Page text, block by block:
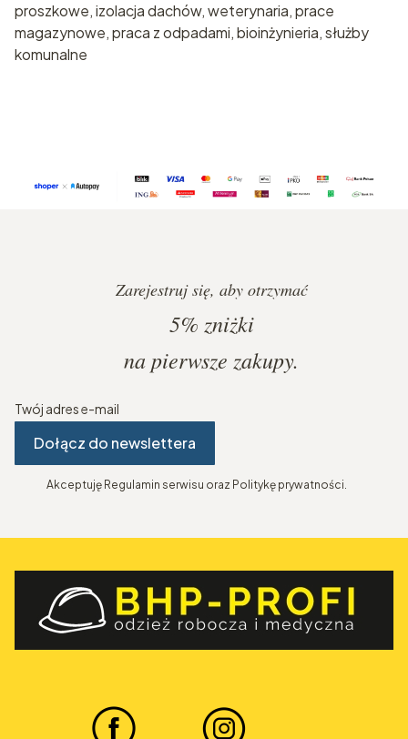
proszkowe, izolacja dachów, weterynaria, prace
magazynowe, praca z odpadami, bioinżynieria, służby
komunalne
Zarejestruj się, aby otrzymać
5% zniżki
na pierwsze zakupy.
Twój adres e-mail
Dołącz do newslettera
Akceptuję Regulamin serwisu oraz Politykę prywatności.